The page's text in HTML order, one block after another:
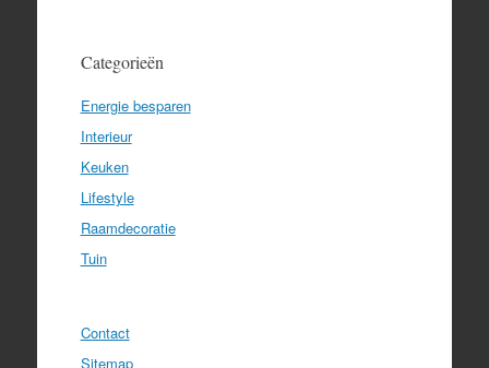
Categorieën
Energie besparen
Interieur
Keuken
Lifestyle
Raamdecoratie
Tuin
Contact
Sitemap